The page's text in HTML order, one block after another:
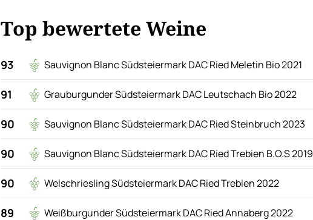
Top bewertete Weine
93 Sauvignon Blanc Südsteiermark DAC Ried Meletin Bio 2021
91 Grauburgunder Südsteiermark DAC Leutschach Bio 2022
90 Sauvignon Blanc Südsteiermark DAC Ried Steinbruch 2023
90 Sauvignon Blanc Südsteiermark DAC Ried Trebien B.O.S 2019
90 Welschriesling Südsteiermark DAC Ried Trebien 2022
89 Weißburgunder Südsteiermark DAC Ried Annaberg 2022